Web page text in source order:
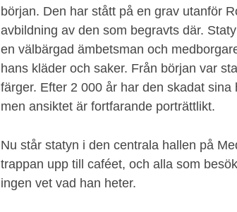
början. Den har stått på en grav utanför
avbildning av den som begravts där.
en välbärgad ämbetsman och
hans kläder och saker. Från början var
färger. Efter 2 000 år har den skadat
men ansiktet är fortfarande porträttlikt.
Nu står statyn i den centrala hallen på
trappan upp till caféet, och alla som
ingen vet vad han heter.